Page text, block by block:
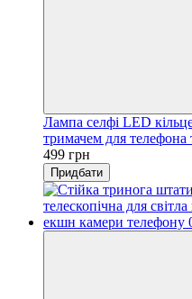
Лампа селфі LED
тримачем для телефона
499 грн
Придбати